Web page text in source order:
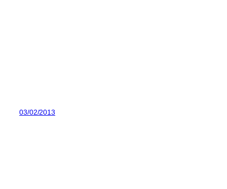
03/02/2013